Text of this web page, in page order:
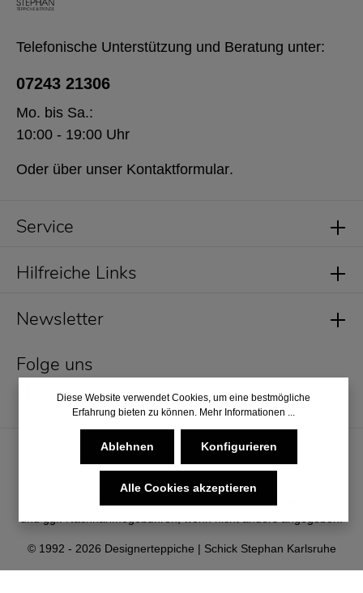
Service
Newsletter
Folge uns
Telefonische Unterstützung und Beratung unter:
07243 21306
Mo. bis Sa.:
10:00 - 19:00 Uhr
Oder über unser Kontaktformular.
Hilfreiche Links
© 1992 - 2026 Designerteppiche | Schick Stephan Karlsruhe
Diese Website verwendet Cookies, um eine bestmögliche
Erfahrung bieten zu können. Mehr Informationen ...
Ablehnen Konfigurieren
Alle Cookies akzeptieren